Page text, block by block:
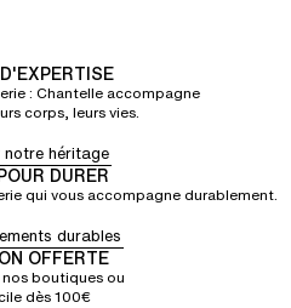
: Chantelle accompagne
corps, leurs vies.
notre héritage
DURER
qui vous accompagne durablement.
durables
OFFERTE
boutiques ou
dès 100€